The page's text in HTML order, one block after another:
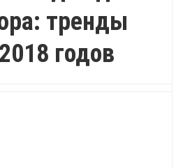
тренды
годов